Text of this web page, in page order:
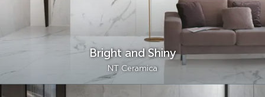
Bright and Shiny
NT Ceramica